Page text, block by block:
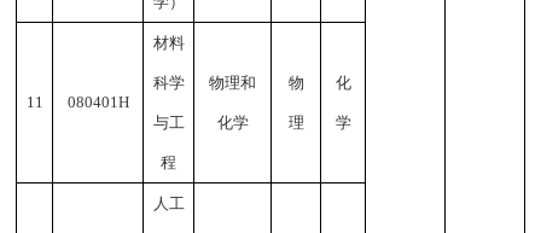
11 080401H
材料
科学
与工
程
物理和
化学
物
理
化
学
人工